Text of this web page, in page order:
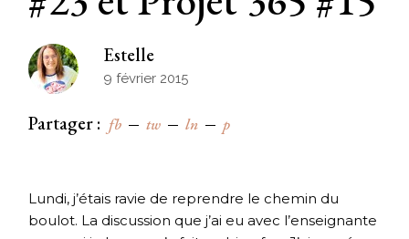
Estelle
9 février 2015
Partager : fb tw ln p
Lundi, j’étais ravie de reprendre le chemin du
boulot. La discussion que j’ai eu avec l’enseignante